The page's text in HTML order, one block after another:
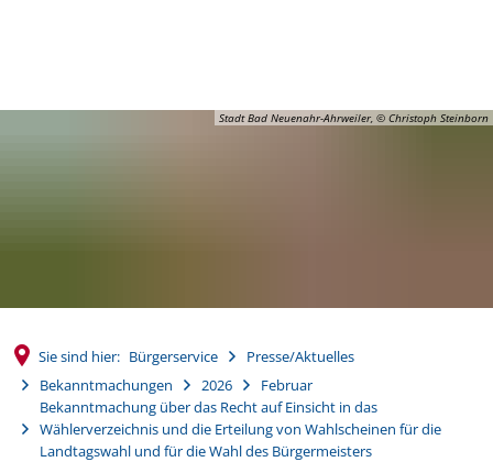
Stadt Bad Neuenahr-Ahrweiler, © Christoph Steinborn
Sie sind hier: Bürgerservice
Presse/Aktuelles
Bekanntmachungen
2026
Februar
Bekanntmachung über das Recht auf Einsicht in das
Wählerverzeichnis und die Erteilung von Wahlscheinen für die
Landtagswahl und für die Wahl des Bürgermeisters